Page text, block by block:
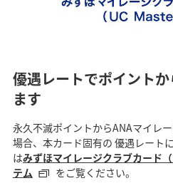
優遇レートでポイント
ます
永久不滅ポイントからANAマイレ
場合、本カード固有の 優遇レート
はみずほマイレージクラブカード
テム
をご覧ください。